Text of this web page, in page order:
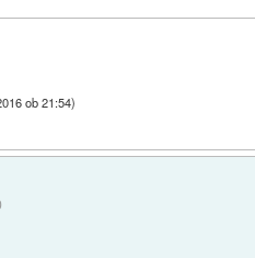
ob 21:54)